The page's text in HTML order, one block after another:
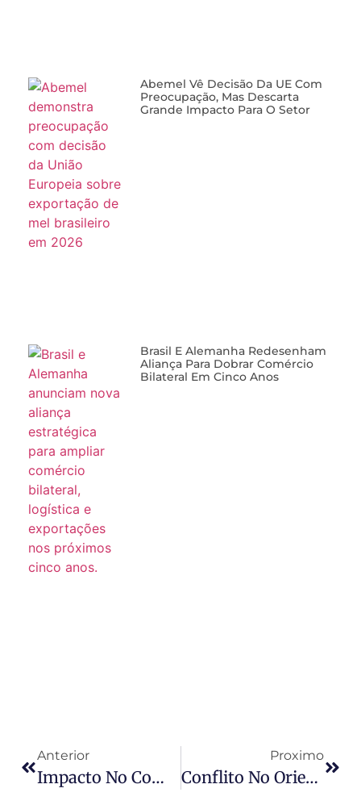
Abemel Vê Decisão Da UE Com
Preocupação, Mas Descarta
Grande Impacto Para O Setor
Brasil E Alemanha Redesenham
Aliança Para Dobrar Comércio
Bilateral Em Cinco Anos
Anterior
Impacto No Comércio Global: COSCO Shipping Pausa Reservas Para Rotas Do Oriente Médio
Proximo
Conflito No Oriente Médio Expõe Dependência Brasileira De Fertilizantes Importados